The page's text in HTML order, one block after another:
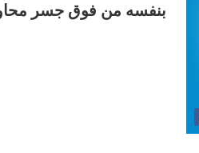
بنفسه من فوق جسر